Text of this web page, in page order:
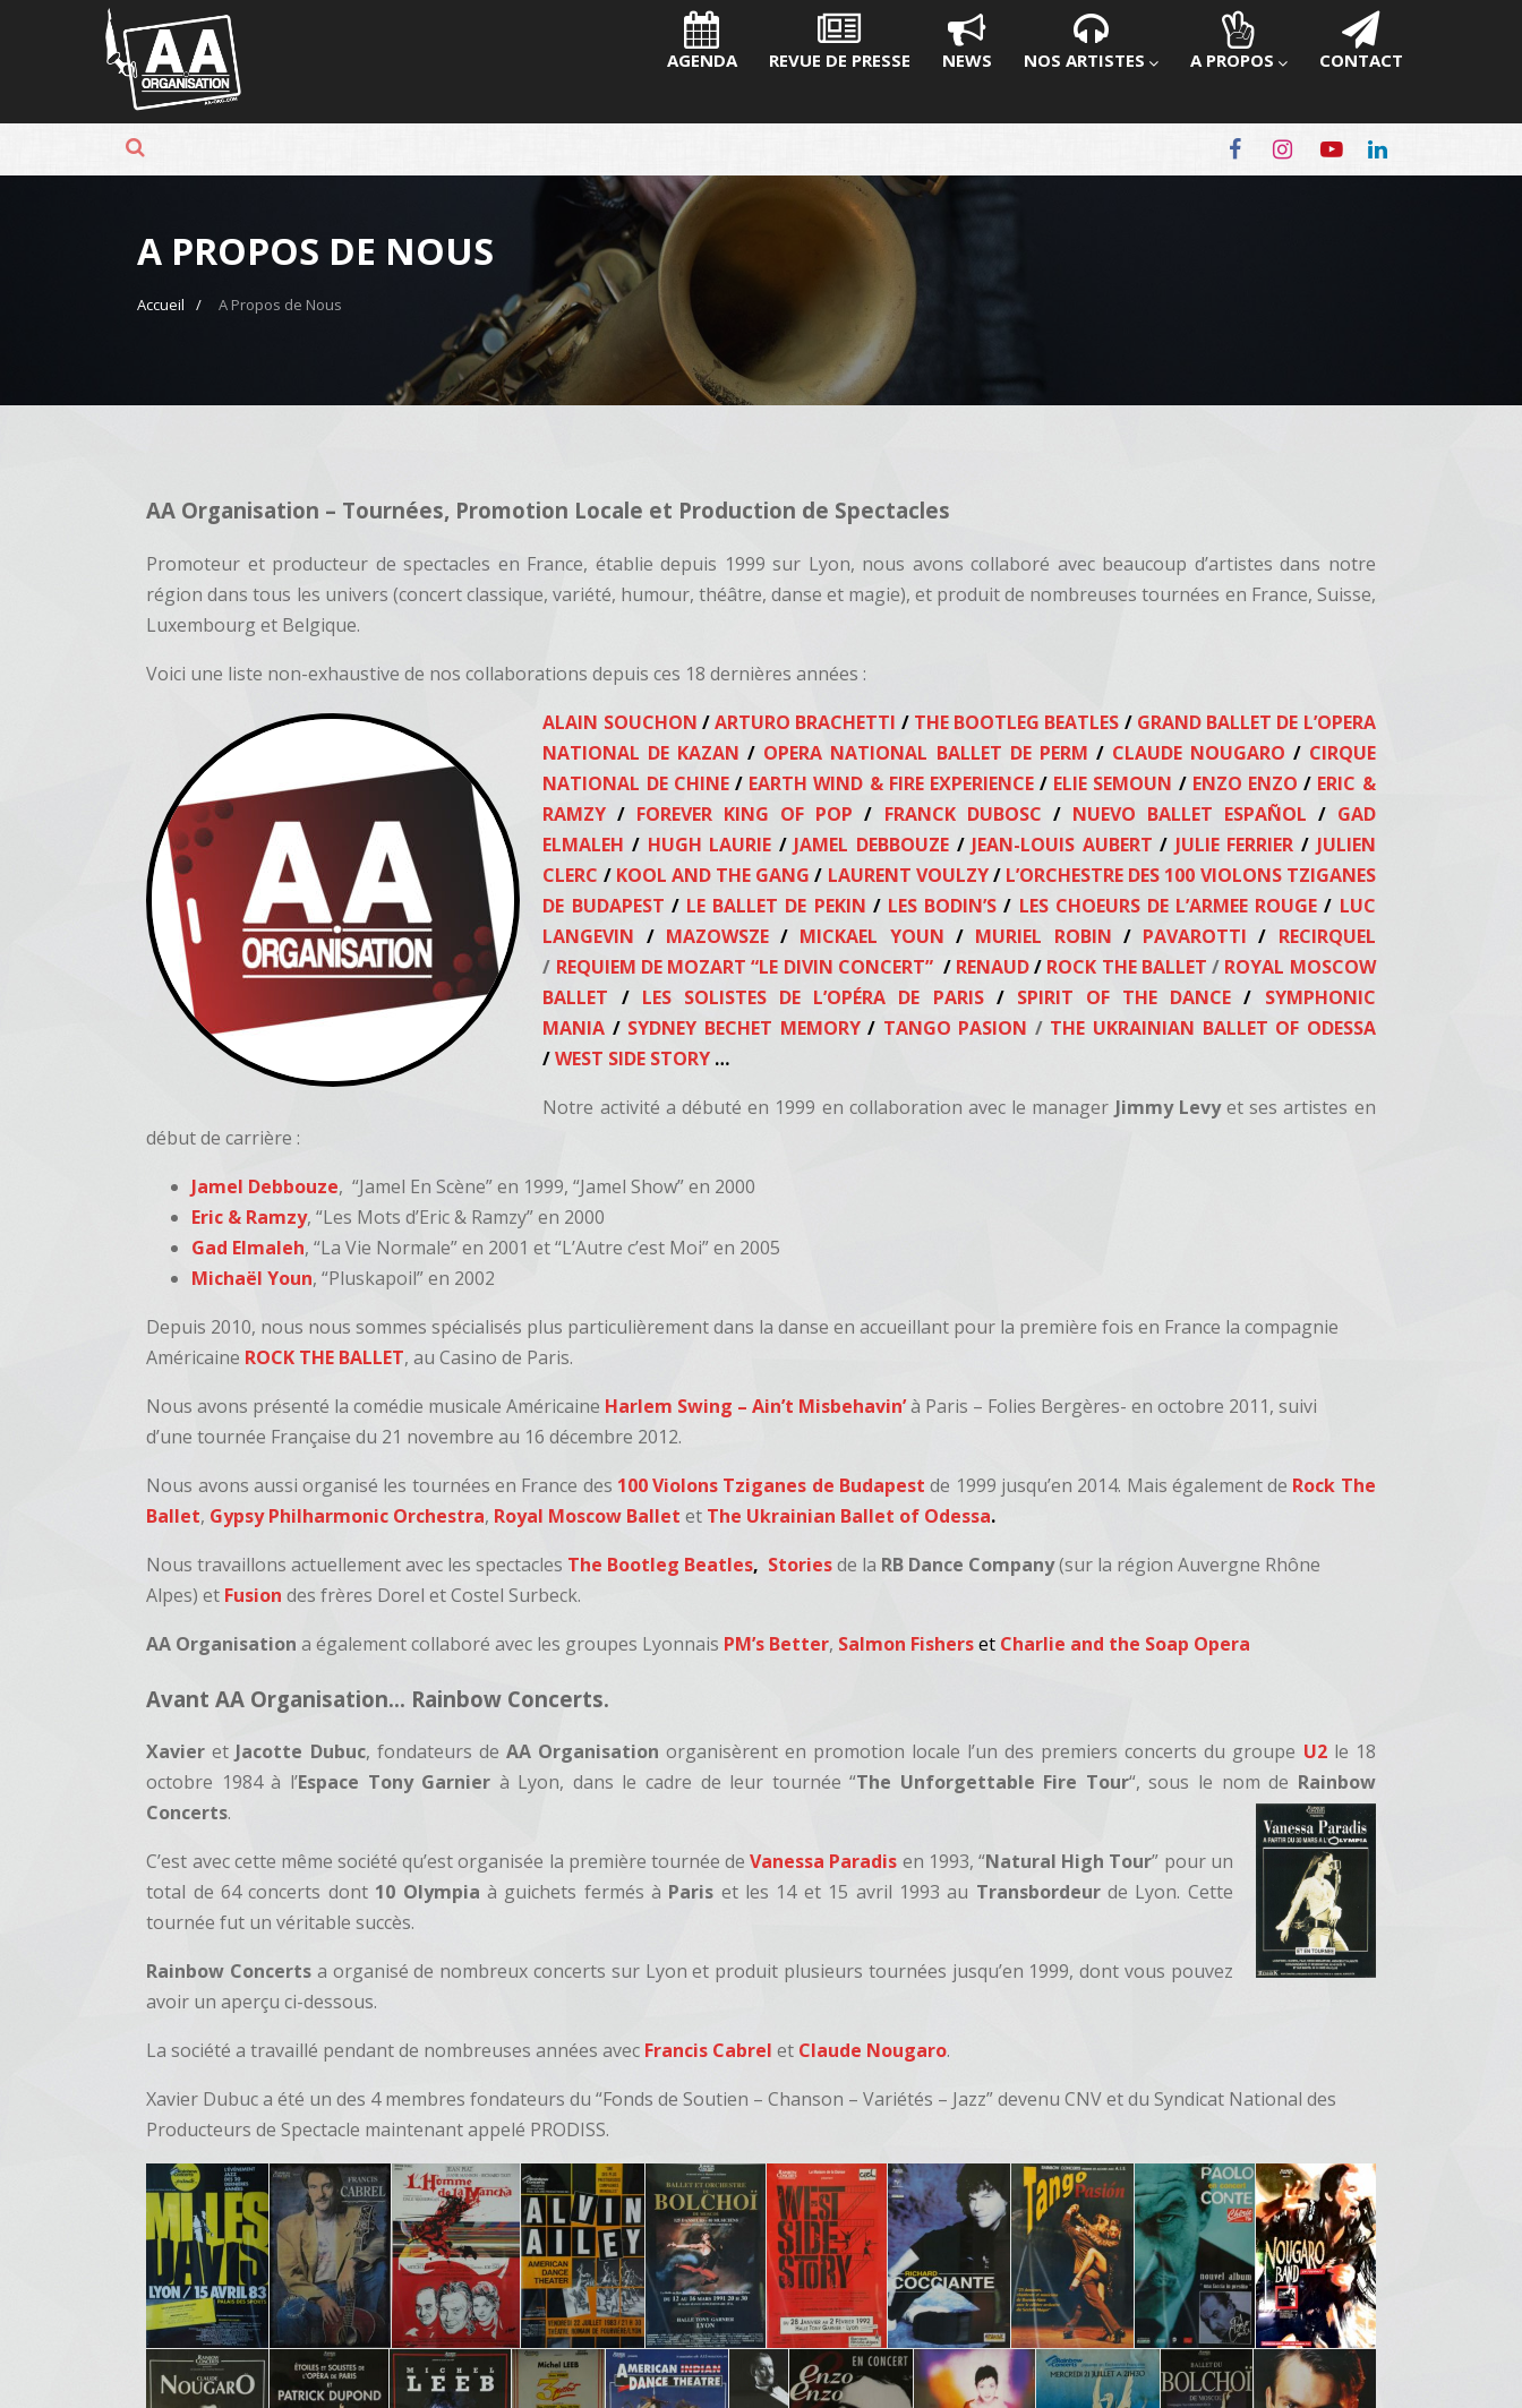
Panneau de gestion des cookies
AGENDA REVUE DE PRESSE NEWS NOS ARTISTES A PROPOS CONTACT
A PROPOS DE NOUS
Accueil A Propos de Nous
AA Organisation – Tournées, Promotion Locale et Production de Spectacles
Promoteur et producteur de spectacles en France, établie depuis 1999 sur Lyon, nous avons collaboré avec beaucoup d’artistes dans notre
région dans tous les univers (concert classique, variété, humour, théâtre, danse et magie), et produit de nombreuses tournées en France, Suisse,
Luxembourg et Belgique.
Voici une liste non-exhaustive de nos collaborations depuis ces 18 dernières années :
ALAIN SOUCHON /ARTURO BRACHETTI /THE BOOTLEG BEATLES / GRAND BALLET DE L’OPERA
NATIONAL DE KAZAN / OPERA NATIONAL BALLET DE PERM /CLAUDE NOUGARO /CIRQUE
NATIONAL DE CHINE /EARTH WIND & FIRE EXPERIENCE/ ELIE SEMOUN /ENZO ENZO/ ERIC &
RAMZY/ FOREVER KING OF POP/ FRANCK DUBOSC /NUEVO BALLET ESPAÑOL / GAD
ELMALEH / HUGH LAURIE /JAMEL DEBBOUZE /JEAN-LOUIS AUBERT/ JULIE FERRIER/ JULIEN
CLERC /KOOL AND THE GANG/ LAURENT VOULZY/L’ORCHESTRE DES 100 VIOLONS TZIGANES
DE BUDAPEST /LE BALLET DE PEKIN /LES BODIN’S/ LES CHOEURS DE L’ARMEE ROUGE/ LUC
LANGEVIN /MAZOWSZE/ MICKAEL YOUN/ MURIEL ROBIN / PAVAROTTI/ RECIRQUEL
/ REQUIEM DE MOZART “LE DIVIN CONCERT” /RENAUD/ ROCK THE BALLET / ROYAL MOSCOW
BALLET /LES SOLISTES DE L’OPÉRA DE PARIS /SPIRIT OF THE DANCE / SYMPHONIC
MANIA /SYDNEY BECHET MEMORY/ TANGO PASION /THE UKRAINIAN BALLET OF ODESSA
/WEST SIDE STORY …
Notre activité a débuté en 1999 en collaboration avec le manager Jimmy Levyet ses artistes en
début de carrière :
Jamel Debbouze, “Jamel En Scène” en 1999, “Jamel Show” en 2000
Eric & Ramzy, “Les Mots d’Eric & Ramzy” en 2000
Gad Elmaleh, “La Vie Normale” en 2001 et “L’Autre c’est Moi” en 2005
Michaël Youn, “Pluskapoil” en 2002
Depuis 2010, nous nous sommes spécialisés plus particulièrement dans la danse en accueillant pour la première fois en France la compagnie
Américaine ROCK THE BALLET, au Casino de Paris.
Nous avons présenté la comédie musicale Américaine Harlem Swing – Ain’t Misbehavin’à Paris – Folies Bergères- en octobre 2011, suivi
d’une tournée Française du 21 novembre au 16 décembre 2012.
Nous avons aussi organisé les tournées en France des 100 Violons Tziganes de Budapest de 1999 jusqu’en 2014. Mais également de Rock The
Ballet, Gypsy Philharmonic Orchestra, Royal Moscow Ballet et The Ukrainian Ballet of Odessa.
Nous travaillons actuellement avec les spectacles The Bootleg Beatles, Storiesde la RB Dance Company(sur la région Auvergne Rhône
Alpes) et Fusiondes frères Dorel et Costel Surbeck.
AA Organisation a également collaboré avec les groupes Lyonnais PM’s Better, Salmon Fisherset Charlie and the Soap Opera
Avant AA Organisation… Rainbow Concerts.
Xavier etJacotte Dubuc, fondateurs de AA Organisation organisèrent en promotion locale l’un des premiers concerts du groupe U2le 18
octobre 1984 à l’Espace Tony Garnier à Lyon, dans le cadre de leur tournée “The Unforgettable Fire Tour“, sous le nom de Rainbow
Concerts.
C’est avec cette même société qu’est organisée la première tournée deVanessa Paradis en 1993, “Natural High Tour” pour un
total de 64 concerts dont 10 Olympia à guichets fermés à Paris et les 14 et 15 avril 1993 au Transbordeurde Lyon. Cette
tournée fut un véritable succès.
Rainbow Concerts a organisé de nombreux concerts sur Lyon et produit plusieurs tournées jusqu’en 1999, dont vous pouvez
avoir un aperçu ci-dessous.
La société a travaillé pendant de nombreuses années avec Francis Cabrel et Claude Nougaro.
Xavier Dubuc a été un des 4 membres fondateurs du “Fonds de Soutien – Chanson – Variétés – Jazz” devenu CNV et du Syndicat National des
Producteurs de Spectacle maintenant appelé PRODISS.